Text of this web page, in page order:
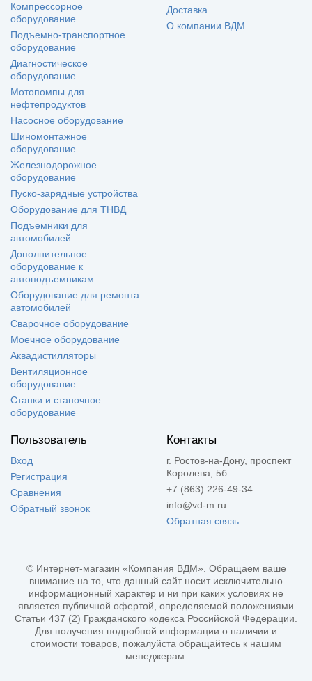
Компрессорное
оборудование
Подъемно-транспортное
оборудование
Диагностическое
оборудование.
Мотопомпы для
нефтепродуктов
Насосное оборудование
Шиномонтажное
оборудование
Железнодорожное
оборудование
Пуско-зарядные устройства
Оборудование для ТНВД
Подъемники для
автомобилей
Дополнительное
оборудование к
автоподъемникам
Оборудование для ремонта
автомобилей
Сварочное оборудование
Моечное оборудование
Аквадистилляторы
Вентиляционное
оборудование
Станки и станочное
оборудование
Доставка
О компании ВДМ
Пользователь
Вход
Регистрация
Сравнения
Обратный звонок
Контакты
г. Ростов-на-Дону, проспект
Королева, 5б
+7 (863) 226-49-34
info@vd-m.ru
Обратная связь
© Интернет-магазин «Компания ВДМ». Обращаем ваше
внимание на то, что данный сайт носит исключительно
информационный характер и ни при каких условиях не
является публичной офертой, определяемой положениями
Статьи 437 (2) Гражданского кодекса Российской Федерации.
Для получения подробной информации о наличии и
стоимости товаров, пожалуйста обращайтесь к нашим
менеджерам.